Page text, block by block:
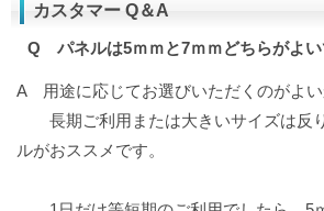
カスタマー Q＆A
Q パネルは5ｍｍと7ｍｍどちらがよい
A 用途に応じてお選びいただくのがよい
長期ご利用または大きいサイズは反
ルがおススメです。